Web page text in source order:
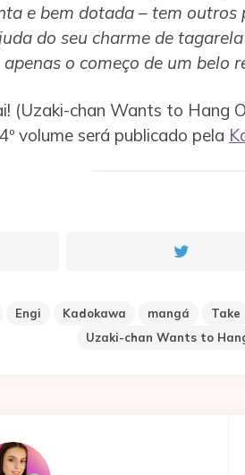
e bem dotada – tem outros
do seu charme de
apenas o começo de um belo
(Uzaki-chan Wants to Hang
volume será publicado pela
Engi Kadokawa mangá Take
Uzaki-chan Wants to